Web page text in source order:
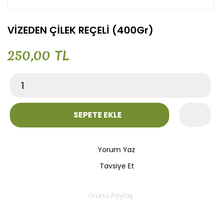
VİZEDEN ÇİLEK REÇELİ (400Gr)
250,00 TL
SEPETE EKLE
Yorum Yaz
Tavsiye Et
Ürünü Paylaş